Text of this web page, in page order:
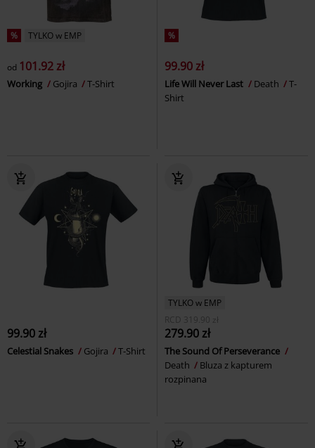
% TYLKO w EMP
od 101.92 zł
Working Gojira T-Shirt
%
99.90 zł
Life Will Never Last Death
T-
Shirt
99.90 zł
Celestial Snakes Gojira T-Shirt
TYLKO w EMP
RCD 319.90 zł
279.90 zł
The Sound Of Perseverance
Death
Bluza z kapturem
rozpinana